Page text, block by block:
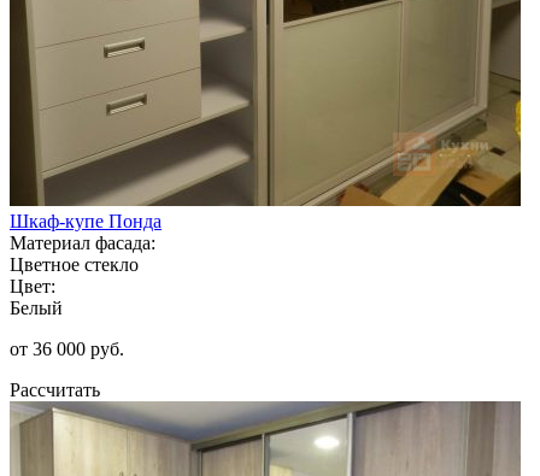
Шкаф-купе Понда
Материал фасада:
Цветное стекло
Цвет:
Белый
от 36 000 руб.
Рассчитать